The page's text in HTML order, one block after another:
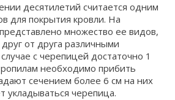
десятилетий считается одним
для покрытия кровли. На
множество ее видов,
от друга различными
с черепицей достаточно 1
необходимо прибить
сечением более 6 см на них
укладываться черепица.